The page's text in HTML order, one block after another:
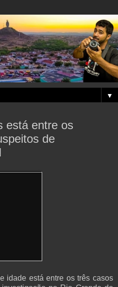
▼
está entre os
de
idade está entre os três casos